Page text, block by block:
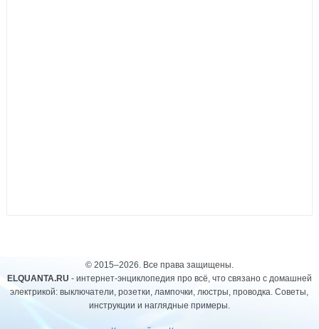
© 2015–2026. Все права защищены.
ELQUANTA.RU - интернет-энциклопедия про всё, что связано с домашней
электрикой: выключатели, розетки, лампочки, люстры, проводка. Советы,
инструкции и наглядные примеры.